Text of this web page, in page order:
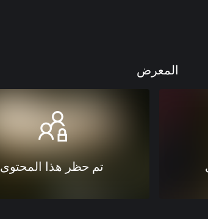
المعرض
تم حظر هذا المحتوى